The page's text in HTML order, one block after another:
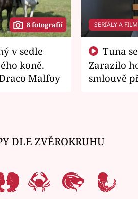
8 fotografií
koně.
Malfoy
SERIÁLY A
Zarazilo
smlouvě
DLE ZVĚROKRUHU